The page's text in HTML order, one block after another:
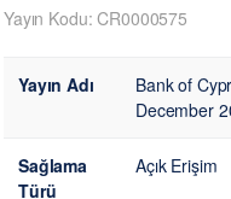
Yayın Kodu: CR0000575
Yayın Adı
Bank of
December
Sağlama
Türü
Açık Erişim